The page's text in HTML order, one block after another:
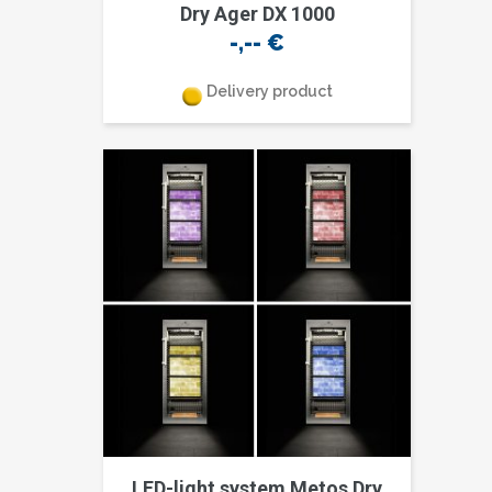
Dry Ager DX 1000
-,-- €
Delivery product